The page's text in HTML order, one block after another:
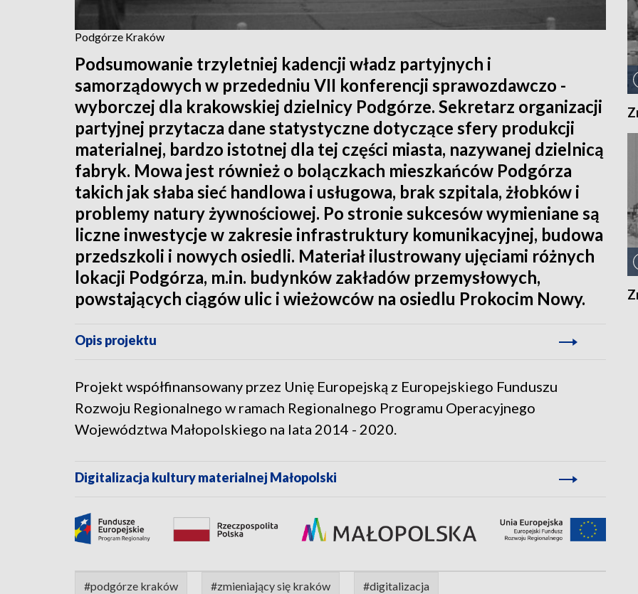
Podgórze Kraków
Podsumowanie trzyletniej kadencji władz partyjnych i
samorządowych w przededniu VII konferencji sprawozdawczo -
wyborczej dla krakowskiej dzielnicy Podgórze. Sekretarz organizacji
partyjnej przytacza dane statystyczne dotyczące sfery produkcji
materialnej, bardzo istotnej dla tej części miasta, nazywanej dzielnicą
fabryk. Mowa jest również o bolączkach mieszkańców Podgórza
takich jak słaba sieć handlowa i usługowa, brak szpitala, żłobków i
problemy natury żywnościowej. Po stronie sukcesów wymieniane są
liczne inwestycje w zakresie infrastruktury komunikacyjnej, budowa
przedszkoli i nowych osiedli. Materiał ilustrowany ujęciami różnych
lokacji Podgórza, m.in. budynków zakładów przemysłowych,
powstających ciągów ulic i wieżowców na osiedlu Prokocim Nowy.
Opis projektu
Projekt współfinansowany przez Unię Europejską z Europejskiego Funduszu
Rozwoju Regionalnego w ramach Regionalnego Programu Operacyjnego
Województwa Małopolskiego na lata 2014 - 2020.
Digitalizacja kultury materialnej Małopolski
#podgórze kraków #zmieniający się kraków #digitalizacja